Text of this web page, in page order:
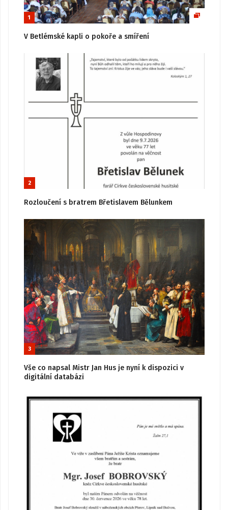
1
V Betlémské kapli o pokoře a smíření
2
Rozloučení s bratrem Břetislavem Bělunkem
3
Vše co napsal Mistr Jan Hus je nyní k dispozici v
digitální databázi